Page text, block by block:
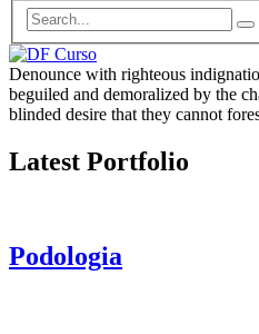
Denounce with righteous
beguiled and demoralized by the
blinded desire that they cannot
Latest Portfolio
Podologia